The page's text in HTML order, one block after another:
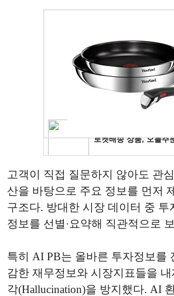
고객이 직접 질문하지 않아도 관
산을 바탕으로 주요 정보를 먼저
구조다. 방대한 시장 데이터 중 투
정보를 선별·요약해 직관적으로
특히 AI PB는 올바른 투자정보를
감한 재무정보와 시장지표들을
각(Hallucination)을 방지했다. AI